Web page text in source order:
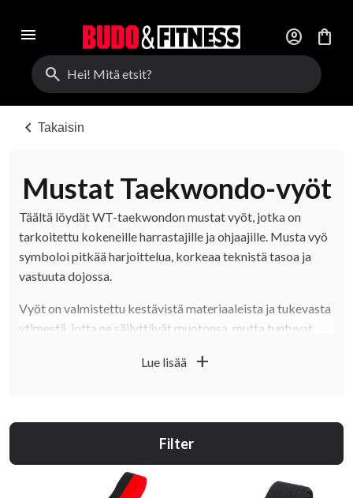
menu account_circle
shopping_bag
search
chevron_left Takaisin
Mustat Taekwondo-vyöt
Täältä löydät WT-taekwondon mustat vyöt, jotka on
tarkoitettu kokeneille harrastajille ja ohjaajille. Musta vyö
symboloi pitkää harjoittelua, korkeaa teknistä tasoa ja
vastuuta dojossa.
Vyöt on valmistettu kestävistä materiaaleista ja tukevasta
ytimestä, jotta ne säilyttävät muotonsa, mutta tuntuvat
erinomaisesti sekä päivittäiseen harjoitteluun että
Lue lisää add
Filter